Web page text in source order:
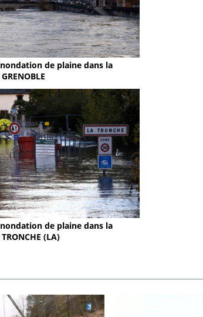
de plaine dans la
de plaine dans la
(LA)